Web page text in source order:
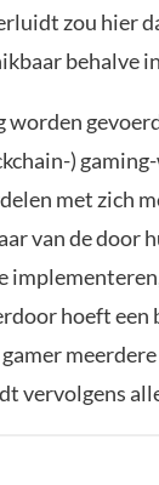
zou hier
behalve
worden
)
met zich
van de door
hoeft
vervolgens